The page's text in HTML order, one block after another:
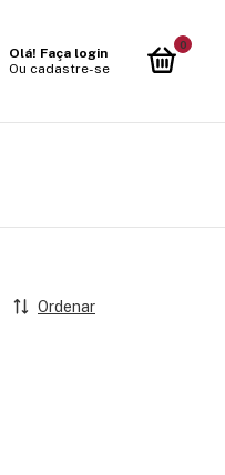
Olá! Faça login
Ou cadastre-se
0
Ordenar